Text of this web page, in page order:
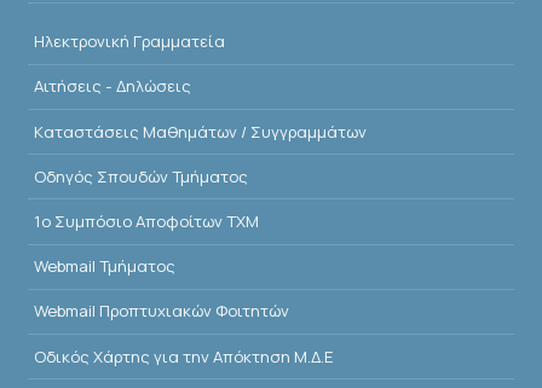
Ηλεκτρονική Γραμματεία
Αιτήσεις - Δηλώσεις
Kαταστάσεις Μαθημάτων / Συγγραμμάτων
Οδηγός Σπουδών Τμήματος
1o Συμπόσιο Αποφοίτων ΤΧΜ
Webmail Τμήματος
Webmail Προπτυχιακών Φοιτητών
Οδικός Χάρτης για την Απόκτηση Μ.Δ.Ε